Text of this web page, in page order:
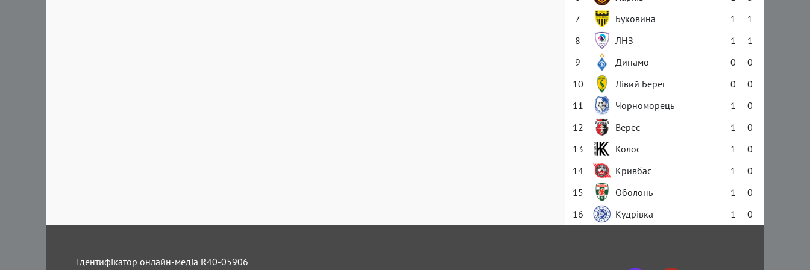
7
Буковина 1
1
8
ЛНЗ 1
1
9
Динамо 0
0
10
Лівий Берег 0
0
11
Чорноморець 1
0
12
Верес 1
0
13
Колос 1
0
14
Кривбас 1
0
15
Оболонь 1
0
16
Кудрівка 1 0
Ідентифікатор онлайн-медіа R40-05906